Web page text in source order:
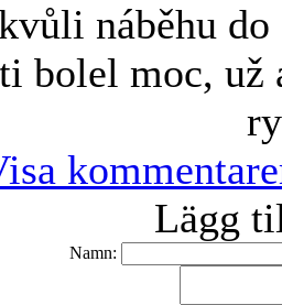
náběhu do
bolel moc, už
Lägg
Namn: